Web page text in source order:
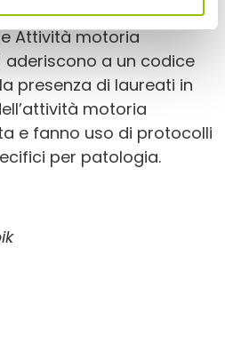
sportive che
Attività motoria
aderiscono a un codice
presenza di laureati in
motoria
e fanno uso di protocolli
per patologia.